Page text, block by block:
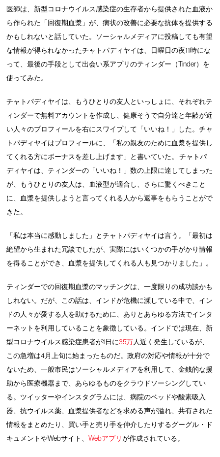
医師は、新型コロナウイルス感染症の生存者から提供された血液か
ら作られた「回復期血漿」が、病状の改善に必要な抗体を提供する
かもしれないと話していた。ソーシャルメディアに投稿しても有望
な情報が得られなかったチャトパディヤイは、日曜日の夜11時にな
って、最後の手段として出会い系アプリのティンダー（Tinder）を
使ってみた。
チャトパディヤイは、もうひとりの友人といっしょに、それぞれテ
ィンダーで無料アカウントを作成し、健康そうで自分達と年齢が近
い人々のプロフィールを右にスワイプして「いいね！」した。チャ
トパディヤイはプロフィールに、「私の親友のために血漿を提供し
てくれる方にボーナスを差し上げます」と書いていた。 チャトパ
ディヤイは、ティンダーの「いいね！」数の上限に達してしまった
が、もうひとりの友人は、血液型が適合し、さらに驚くべきこと
に、血漿を提供しようと言ってくれる人から返事をもらうことがで
きた。
「私は本当に感動しました」とチャトパディヤイは言う。「最初は
絶望から生まれた冗談でしたが、実際にはいくつかの手がかり情報
を得ることができ、血漿を提供してくれる人も見つかりました」。
ティンダーでの回復期血漿のマッチングは、一度限りの成功談かも
しれない。だが、この話は、インドが危機に瀕している中で、イン
ドの人々が愛する人を助けるために、ありとあらゆる方法でインタ
ーネットを利用していることを象徴している。インドでは現在、新
型コロナウイルス感染症患者が1日に35万人近く発生しているが、
この急増は4月上旬に始まったものだ。政府の対応や情報が十分で
ないため、一般市民はソーシャルメディアを利用して、金銭的な援
助から医療機器まで、あらゆるものをクラウドソーシングしてい
る。ツイッターやインスタグラムには、病院のベッドや酸素吸入
器、抗ウイルス薬、血漿提供者などを求める声が溢れ、共有された
情報をまとめたり、買い手と売り手を仲介したりするグーグル・ド
キュメントやWebサイト、Webアプリが作成されている。